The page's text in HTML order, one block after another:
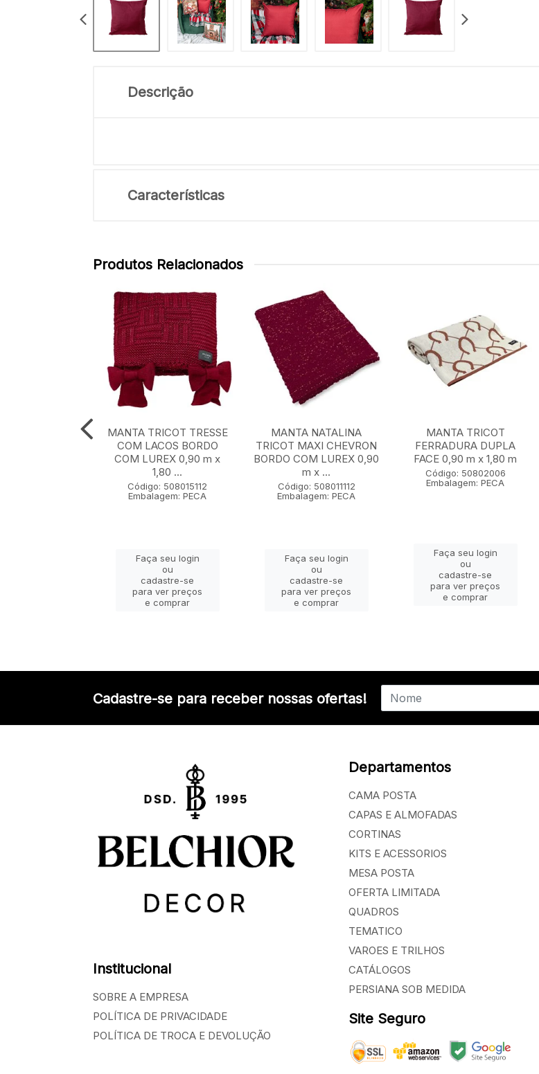
Descrição
Características
Produtos Relacionados
MANTA TRICOT TRESSE
COM LACOS BORDO
COM LUREX 0,90 m x
1,80 ...
Código: 508015112
Embalagem: PECA
Faça seu login
ou
cadastre-se
para ver preços
e comprar
MANTA NATALINA
TRICOT MAXI CHEVRON
BORDO COM LUREX 0,90
m x ...
Código: 508011112
Embalagem: PECA
Faça seu login
ou
cadastre-se
para ver preços
e comprar
MANTA TRICOT
FERRADURA DUPLA
FACE 0,90 m x 1,80 m
Código: 50802006
Embalagem: PECA
Faça seu login
ou
cadastre-se
para ver preços
e comprar
Cadastre-se para receber nossas ofertas!
Institucional
SOBRE A EMPRESA
POLÍTICA DE PRIVACIDADE
POLÍTICA DE TROCA E DEVOLUÇÃO
Departamentos
CAMA POSTA
CAPAS E ALMOFADAS
CORTINAS
KITS E ACESSORIOS
MESA POSTA
OFERTA LIMITADA
QUADROS
TEMATICO
VAROES E TRILHOS
CATÁLOGOS
PERSIANA SOB MEDIDA
Site Seguro